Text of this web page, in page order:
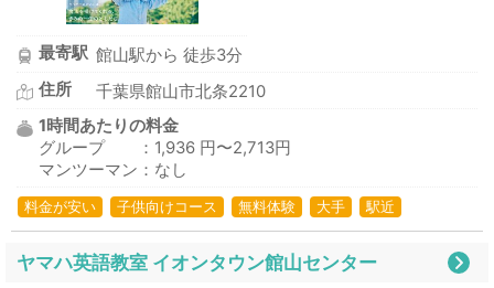
最寄駅 館山駅から 徒歩3分
住所
千葉県館山市北条2210
1時間あたりの料金
グループ ：1,936 円〜2,713円
マンツーマン：なし
料金が安い 子供向けコース 無料体験 大手 駅近
ヤマハ英語教室 イオンタウン館山センター